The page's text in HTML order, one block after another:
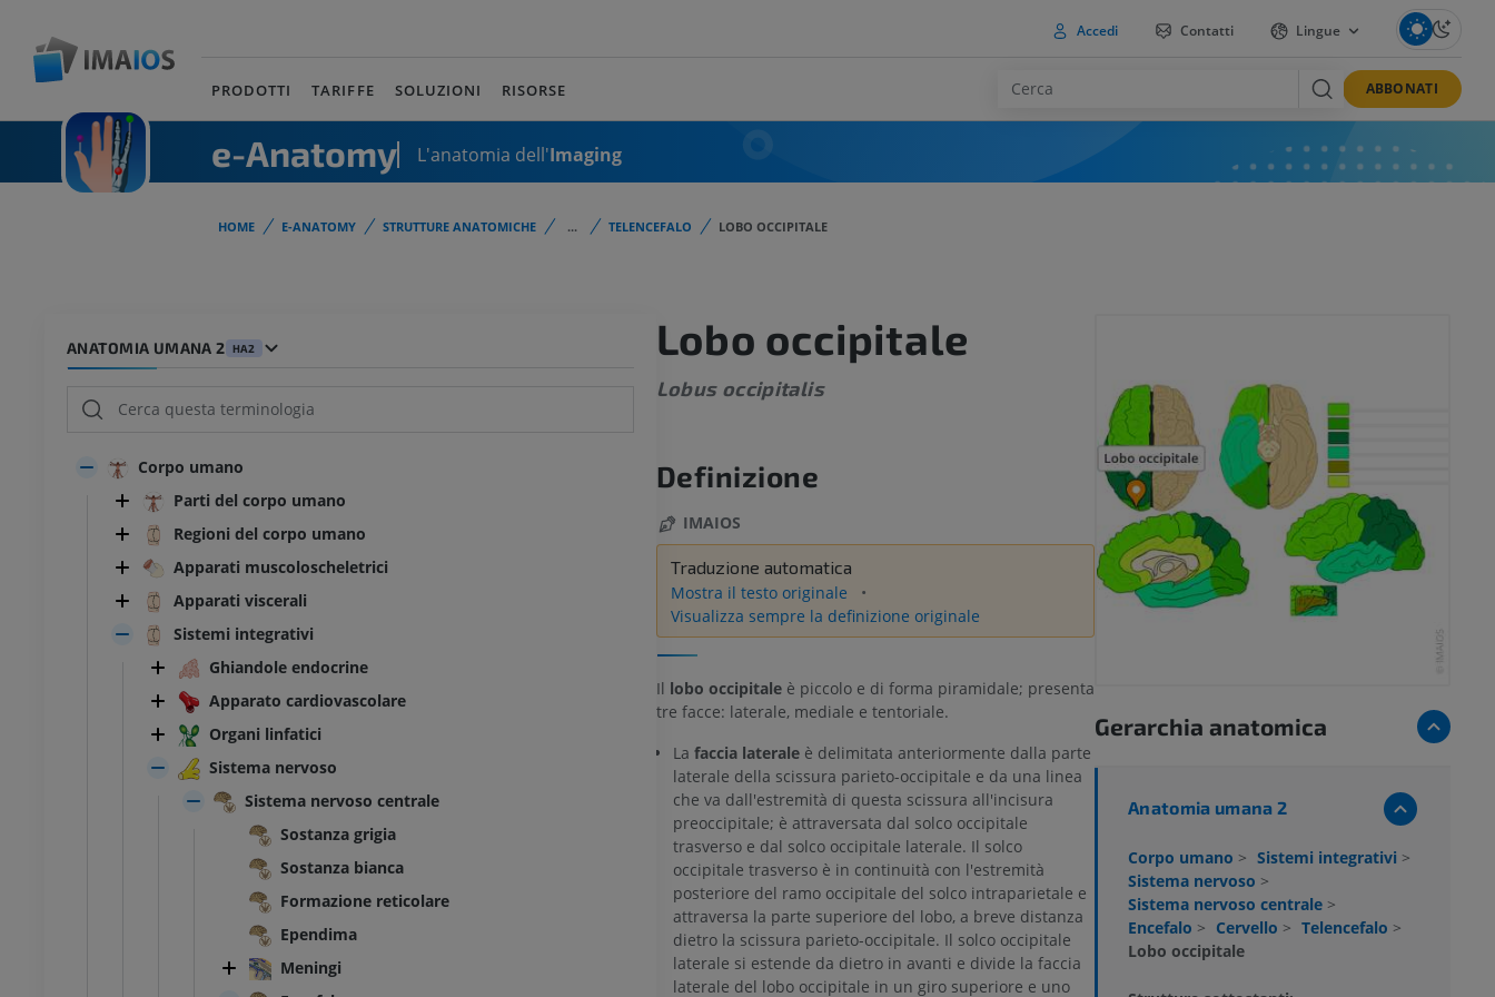
Accedi Contatti Lingue
PRODOTTI TARIFFE SOLUZIONI RISORSE ABBONATI
e-Anatomy L'anatomia dell'Imaging
HOME E-ANATOMY STRUTTURE ANATOMICHE ... TELENCEFALO LOBO OCCIPITALE
ANATOMIA UMANA 2 HA2
Corpo umano
Parti del corpo umano
Regioni del corpo umano
Apparati muscoloscheletrici
Apparati viscerali
Sistemi integrativi
Ghiandole endocrine
Apparato cardiovascolare
Organi linfatici
Sistema nervoso
Sistema nervoso centrale
Sostanza grigia
Sostanza bianca
Formazione reticolare
Ependima
Meningi
Lobo occipitale
Lobus occipitalis
Definizione
IMAIOS
Traduzione automatica
Mostra il testo originale
Visualizza sempre la definizione originale
Il lobo occipitaleè piccolo e di forma piramidale; presenta
tre facce: laterale, mediale e tentoriale.
La faccia lateraleè delimitata anteriormente dalla parte
laterale della scissura parieto-occipitale e da una linea
che va dall'estremità di questa scissura all'incisura
preoccipitale; è attraversata dal solco occipitale
trasverso e dal solco occipitale laterale. Il solco
occipitale trasverso è in continuità con l'estremità
posteriore del ramo occipitale del solco intraparietale e
attraversa la parte superiore del lobo, a breve distanza
dietro la scissura parieto-occipitale. Il solco occipitale
laterale si estende da dietro in avanti e divide la faccia
laterale del lobo occipitale in un giro superiore e uno
Gerarchia anatomica
Anatomia umana 2
Corpo umano > Sistemi integrativi >
Sistema nervoso >
Sistema nervoso centrale >
Encefalo > Cervello > Telencefalo >
Lobo occipitale